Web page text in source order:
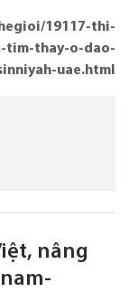
19117-thi-
tim-thay-o-dao-
uae.html
nâng